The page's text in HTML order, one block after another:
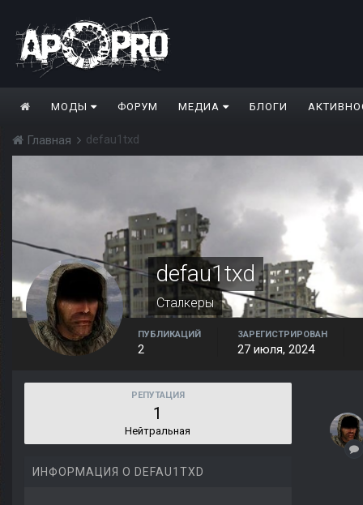
МОДЫ ФОРУМ МЕДИА БЛОГИ
Главная defau1txd
defau1txd
Сталкеры
ПУБЛИКАЦИЙ
2
ЗАРЕГИСТРИРОВАН
27 июля, 2024
РЕПУТАЦИЯ
1
Нейтральная
ИНФОРМАЦИЯ О DEFAU1TXD